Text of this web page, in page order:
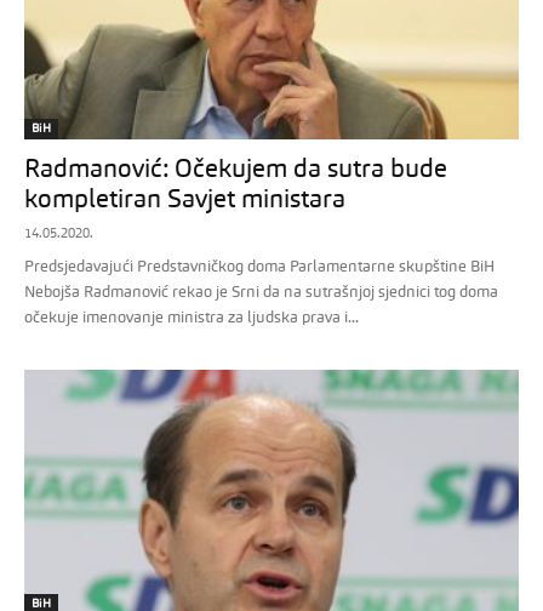
BiH
Radmanović: Očekujem da sutra bude
kompletiran Savjet ministara
14.05.2020.
Predsjedavajući Predstavničkog doma Parlamentarne skupštine BiH
Nebojša Radmanović rekao je Srni da na sutrašnjoj sjednici tog doma
očekuje imenovanje ministra za ljudska prava i...
BiH